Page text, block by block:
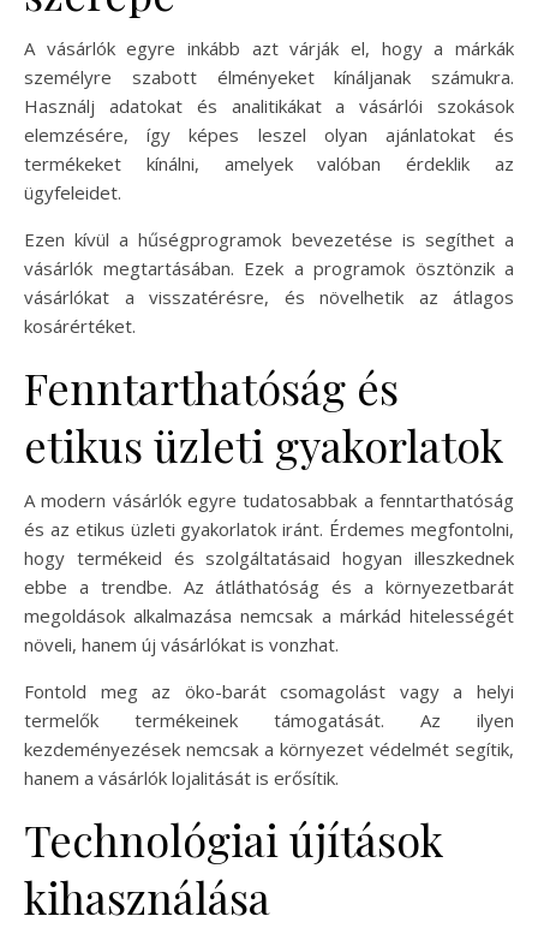
A vásárlók egyre inkább azt várják el, hogy a márkák
személyre szabott élményeket kínáljanak számukra.
Használj adatokat és analitikákat a vásárlói szokások
elemzésére, így képes leszel olyan ajánlatokat és
termékeket kínálni, amelyek valóban érdeklik az
ügyfeleidet.
Ezen kívül a hűségprogramok bevezetése is segíthet a
vásárlók megtartásában. Ezek a programok ösztönzik a
vásárlókat a visszatérésre, és növelhetik az átlagos
kosárértéket.
Fenntarthatóság és
etikus üzleti gyakorlatok
A modern vásárlók egyre tudatosabbak a fenntarthatóság
és az etikus üzleti gyakorlatok iránt. Érdemes megfontolni,
hogy termékeid és szolgáltatásaid hogyan illeszkednek
ebbe a trendbe. Az átláthatóság és a környezetbarát
megoldások alkalmazása nemcsak a márkád hitelességét
növeli, hanem új vásárlókat is vonzhat.
Fontold meg az öko-barát csomagolást vagy a helyi
termelők termékeinek támogatását. Az ilyen
kezdeményezések nemcsak a környezet védelmét segítik,
hanem a vásárlók lojalitását is erősítik.
Technológiai újítások
kihasználása